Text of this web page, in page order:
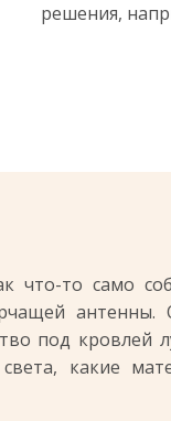
решения,
то само
под кровлей
какие